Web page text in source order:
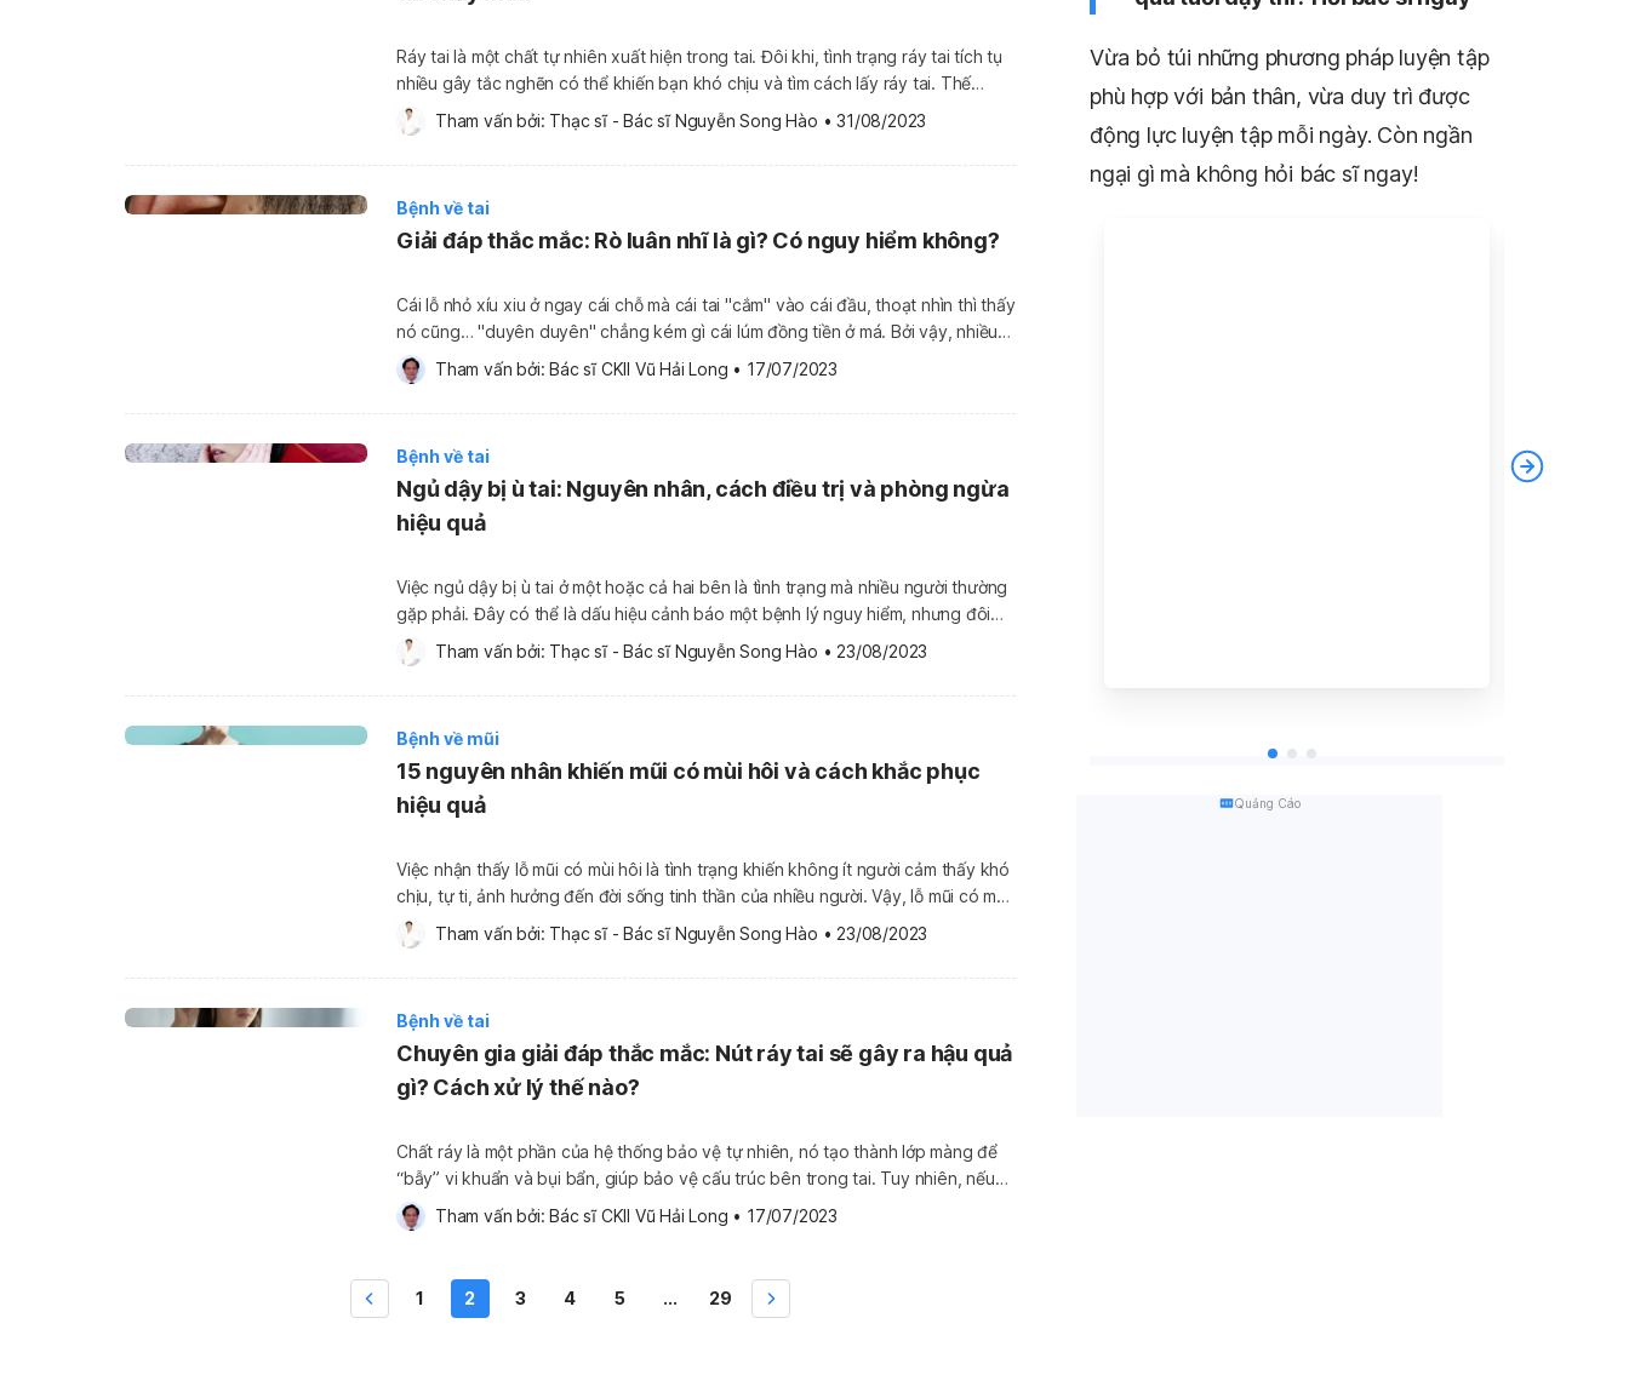
Ráy tai là một chất tự nhiên xuất hiện trong tai. Đôi khi, tình trạng ráy tai tích tụ
nhiều gây tắc nghẽn có thể khiến bạn khó chịu và tìm cách lấy ráy tai. Thế
nhưng, nếu chẳng may trong quá trình lấy ráy tai bị chảy máu có sao không,
cần xử lý […]
Tham vấn bởi: Thạc sĩ - Bác sĩ Nguyễn Song Hào • 31/08/2023
Bệnh về tai
Giải đáp thắc mắc: Rò luân nhĩ là gì? Có nguy hiểm không?
Cái lỗ nhỏ xíu xiu ở ngay cái chỗ mà cái tai "cắm" vào cái đầu, thoạt nhìn thì thấy
nó cũng… "duyên duyên" chẳng kém gì cái lúm đồng tiền ở má. Bởi vậy, nhiều
người còn nghĩ rằng đó là "quý tướng" vì "trăm người mới có một", hẳn là vận
mệnh "hào […]
Tham vấn bởi: Bác sĩ CKII Vũ Hải Long • 17/07/2023
Bệnh về tai
Ngủ dậy bị ù tai: Nguyên nhân, cách điều trị và phòng ngừa
hiệu quả
Việc ngủ dậy bị ù tai ở một hoặc cả hai bên là tình trạng mà nhiều người thường
gặp phải. Đây có thể là dấu hiệu cảnh báo một bệnh lý nguy hiểm, nhưng đôi
khi cũng có thể do nhiều căn nguyên khác. Cùng Hello Bacsi tìm hiểu sâu hơn
về nguyên nhân và […]
Tham vấn bởi: Thạc sĩ - Bác sĩ Nguyễn Song Hào • 23/08/2023
Bệnh về mũi
15 nguyên nhân khiến mũi có mùi hôi và cách khắc phục
hiệu quả
Việc nhận thấy lỗ mũi có mùi hôi là tình trạng khiến không ít người cảm thấy khó
chịu, tự ti, ảnh hưởng đến đời sống tinh thần của nhiều người. Vậy, lỗ mũi có mùi
hôi là bệnh gì? Cách khắc phục vấn đề này ra sao? Việc tìm ra căn nguyên dẫn
đến tình […]
Tham vấn bởi: Thạc sĩ - Bác sĩ Nguyễn Song Hào • 23/08/2023
Bệnh về tai
Chuyên gia giải đáp thắc mắc: Nút ráy tai sẽ gây ra hậu quả
gì? Cách xử lý thế nào?
Chất ráy là một phần của hệ thống bảo vệ tự nhiên, nó tạo thành lớp màng để
“bẫy” vi khuẩn và bụi bẩn, giúp bảo vệ cấu trúc bên trong tai. Tuy nhiên, nếu
cục ráy tai to, gây tắc nghẽn sẽ dẫn đến nhiều vấn đề phiền toái. Tình trạng
này còn được […]
Tham vấn bởi: Bác sĩ CKII Vũ Hải Long • 17/07/2023
1 2 3 4 5 ... 29
Vừa bỏ túi những phương pháp luyện tập
phù hợp với bản thân, vừa duy trì được
động lực luyện tập mỗi ngày. Còn ngần
ngại gì mà không hỏi bác sĩ ngay!
Quảng Cáo